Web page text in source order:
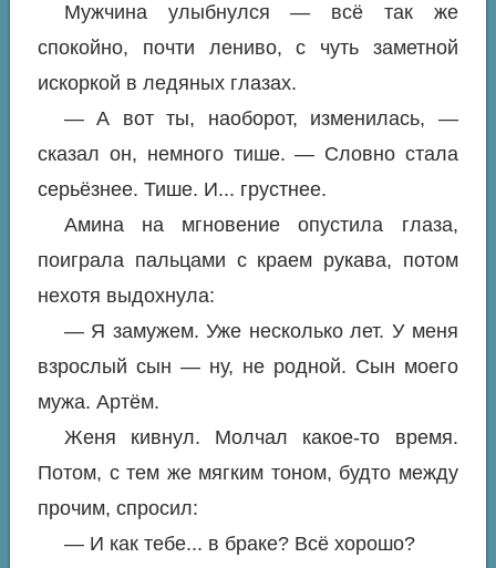
Мужчина улыбнулся — всё так же
спокойно, почти лениво, с чуть заметной
искоркой в ледяных глазах.
— А вот ты, наоборот, изменилась, —
сказал он, немного тише. — Словно стала
серьёзнее. Тише. И... грустнее.
Амина на мгновение опустила глаза,
поиграла пальцами с краем рукава, потом
нехотя выдохнула:
— Я замужем. Уже несколько лет. У меня
взрослый сын — ну, не родной. Сын моего
мужа. Артём.
Женя кивнул. Молчал какое-то время.
Потом, с тем же мягким тоном, будто между
прочим, спросил:
— И как тебе... в браке? Всё хорошо?